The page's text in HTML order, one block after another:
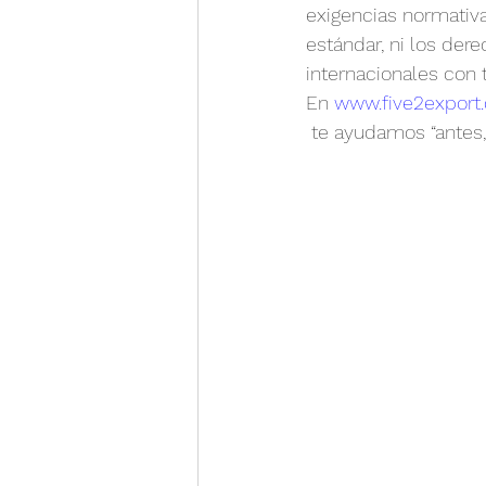
exigencias
estándar, ni los
internacionales con
En
te ayudamos